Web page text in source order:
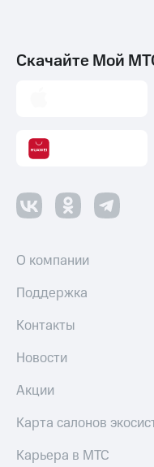
Скачайте Мой
О компании
Поддержка
Контакты
Новости
Акции
Карта салонов
Карьера в МТС